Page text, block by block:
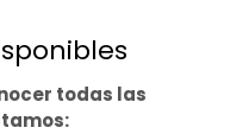
todas las